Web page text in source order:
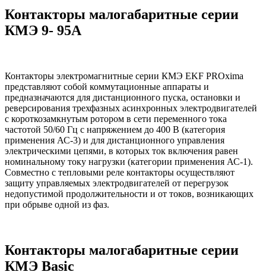
Контакторы малогабаритные серии
КМЭ 9- 95А
Контакторы электромагнитные серии КМЭ EKF PROxima
представляют собой коммутационные аппараты и
предназначаются для дистанционного пуска, остановки и
реверсирования трехфазных асинхронных электродвигателей
с короткозамкнутым ротором в сети переменного тока
частотой 50/60 Гц с напряжением до 400 В (категория
применения АС-3) и для дистанционного управления
электрическими цепями, в которых ток включения равен
номинальному току нагрузки (категории применения АС-1).
Совместно с тепловыми реле контакторы осуществляют
защиту управляемых электродвигателей от перегрузок
недопустимой продолжительности и от токов, возникающих
при обрыве одной из фаз.
Контакторы малогабаритные серии
КМЭ Basic